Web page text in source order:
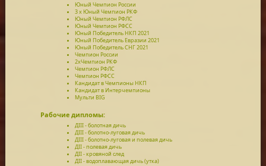
Юный Чемпион России
3 x Юный Чемпион РКФ
Юный Чемпион РФЛС
Юный Чемпион РФСС
Юный Победитель НКП 2021
Юный Победитель Евразии 2021
Юный Победитель СНГ 2021
Чемпион России
2xЧемпион РКФ
Чемпион РФЛС
Чемпион РФСС
Кандидат в Чемпионы НКП
Кандидат в Интерчемпионы
Мульти BIG
Рабочие дипломы:
ДIII - болотная дичь
ДIII - болотно-луговая дичь
ДIII - болотно-луговая и полевая дичь
ДII - полевая дичь
ДII - кровяной след
ДII - водоплавающая дичь (утка)